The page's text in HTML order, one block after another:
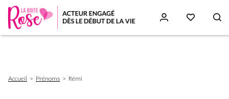
d'Ariane
Accueil Prénoms Rémi